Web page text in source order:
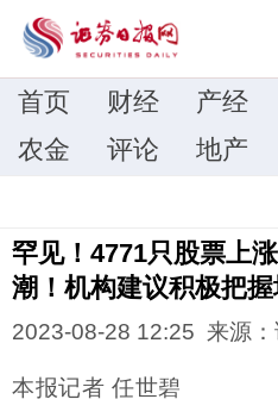
首页 财经 产经
农金
评论 地产
罕见！4771只股票上
潮！机构建议积极把握
2023-08-28 12:25 来源：
本报记者 任世碧